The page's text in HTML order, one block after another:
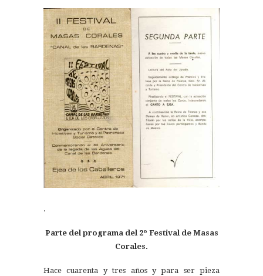
.
Parte del programa del 2º Festival de Masas
Corales.
Hace cuarenta y tres años y para ser pieza